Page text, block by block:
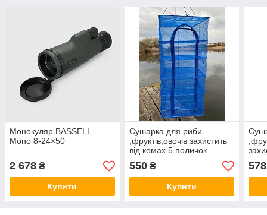
Монокуляр BASSELL
Mono 8-24×50
2 678 ₴
Купити
Сушарка для риби
,фруктів,овочів захистить
від комах 5 поличок
50*50*100см
550₴
Купити
578